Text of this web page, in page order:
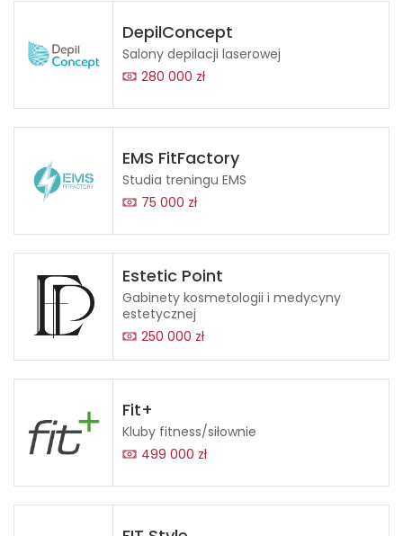
DepilConcept
Salony depilacji laserowej
280 000 zł
EMS FitFactory
Studia treningu EMS
75 000 zł
Estetic Point
Gabinety kosmetologii i medycyny
estetycznej
250 000 zł
Fit+
Kluby fitness/siłownie
499 000 zł